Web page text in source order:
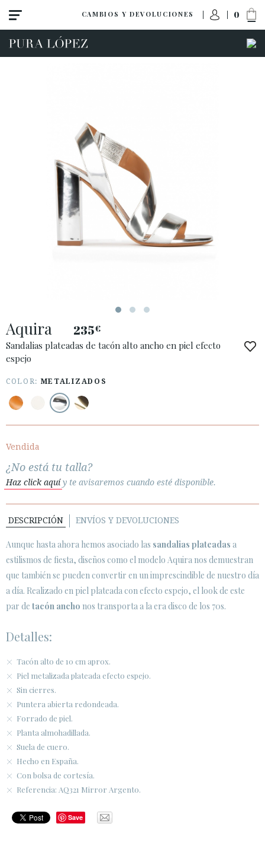
CAMBIOS Y DEVOLUCIONES 0
Ver todo
Sandalias
Tacón alto
ACCESO A MI PEDIDO
PAÍS: ESPAÑA (PENINSULA Y BALEARES)
· ATENCIÓN AL CLIENTE
· ENVÍOS
· CAMBIOS Y DEVOLUCIONES
· TÉRMINOS Y CONDICIONES
· AVISO LEGAL
    
ÁREA DE CLIENTES B2B
SECURE WEB SSL CERTIFICATE © 2026 PURA LOPEZ
Aquira 235€
Sandalias plateadas de tacón alto ancho en piel efecto
espejo
COLOR: METALIZADOS
Vendida
¿No está tu talla?
Haz click aquíy te avisaremos cuando esté disponible.
DESCRIPCIÓN ENVÍOS Y DEVOLUCIONES
Aunque hasta ahora hemos asociado las sandalias plateadas a
estilismos de fiesta, diseños como el modelo Aquira nos demuestran
que también se pueden convertir en un imprescindible de nuestro día
a día. Realizado en piel plateada con efecto espejo, el look de este
par de tacón ancho nos transporta a la era disco de los 70s.
Detalles:
Tacón alto de 10 cm aprox.
Piel metalizada plateada efecto espejo.
Sin cierres.
Puntera abierta redondeada.
Forrado de piel.
Planta almohadillada.
Suela de cuero.
Hecho en España.
Con bolsa de cortesía.
Referencia: AQ321 Mirror Argento.
Save